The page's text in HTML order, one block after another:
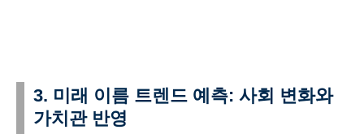
3. 미래 이름 트렌드 예측: 사회 변화와
가치관 반영